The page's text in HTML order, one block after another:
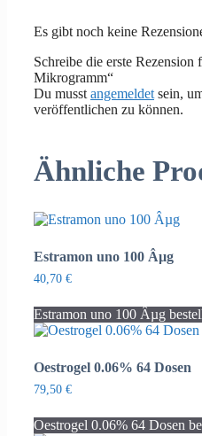
Es gibt noch keine
Schreibe die erste
Mikrogramm“
Du musst angemeldet sein,
veröffentlichen zu können.
Ähnliche
Estramon uno 100 Âµg
40,70 €
Estramon uno 100 Âµg
Oestrogel 0.06% 64 Dosen
79,50 €
Oestrogel 0.06% 64 Dosen